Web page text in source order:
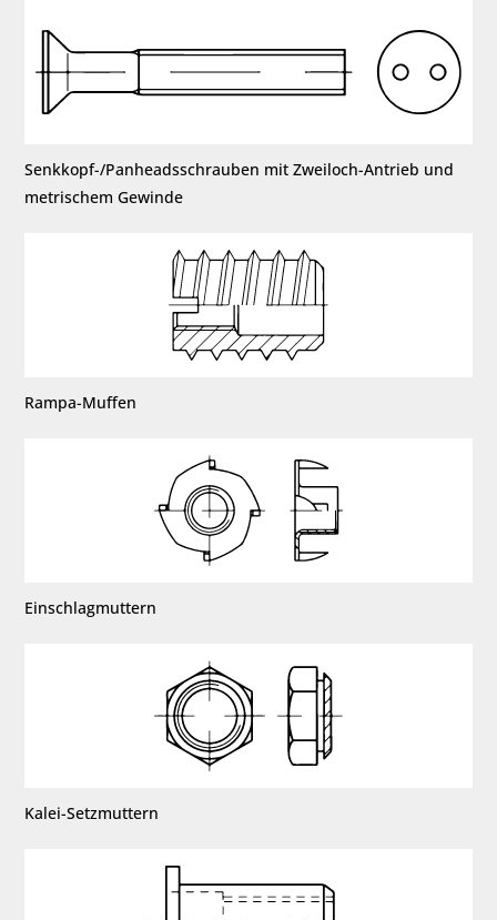
Senkkopf-/Panheadsschrauben mit Zweiloch-Antrieb und
metrischem Gewinde
Rampa-Muffen
Einschlagmuttern
Kalei-Setzmuttern